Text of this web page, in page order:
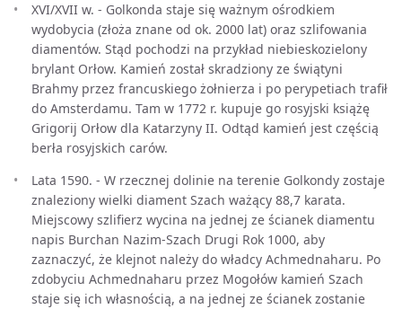
XVI/XVII w. - Golkonda staje się ważnym ośrodkiem
wydobycia (złoża znane od ok. 2000 lat) oraz szlifowania
diamentów. Stąd pochodzi na przykład niebieskozielony
brylant Orłow. Kamień został skradziony ze świątyni
Brahmy przez francuskiego żołnierza i po perypetiach trafił
do Amsterdamu. Tam w 1772 r. kupuje go rosyjski książę
Grigorij Orłow dla Katarzyny II. Odtąd kamień jest częścią
berła rosyjskich carów.
Lata 1590. - W rzecznej dolinie na terenie Golkondy zostaje
znaleziony wielki diament Szach ważący 88,7 karata.
Miejscowy szlifierz wycina na jednej ze ścianek diamentu
napis Burchan Nazim-Szach Drugi Rok 1000, aby
zaznaczyć, że klejnot należy do władcy Achmednaharu. Po
zdobyciu Achmednaharu przez Mogołów kamień Szach
staje się ich własnością, a na jednej ze ścianek zostanie